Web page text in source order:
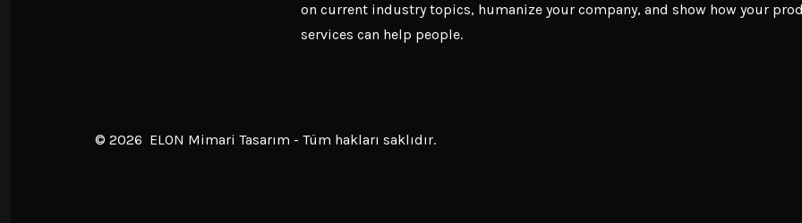
on current industry topics, humanize your company, and show how your
services can help people.
© 2026 ELON Mimari Tasarım - Tüm hakları saklıdır.